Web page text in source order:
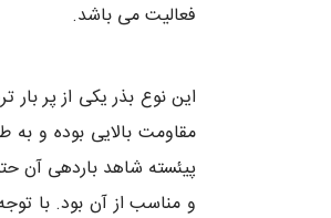
فعالیت می باشد.
این نوع بذر یکی از پر
پیئسته شاهد باردهی آن
و مناسب از آن بود. با